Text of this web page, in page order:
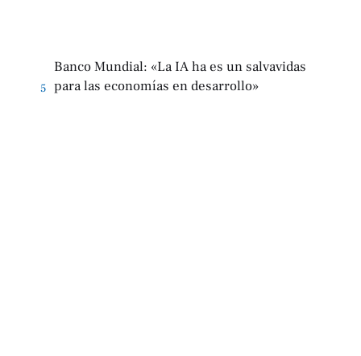
5
Banco Mundial: «La IA ha es un salvavidas
para las economías en desarrollo»